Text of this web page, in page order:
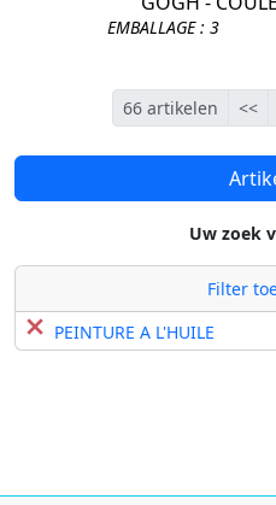
Uw zoek
Filter
PEINTURE A L'HUILE
EMBALLAGE : 3
66 artikelen <<